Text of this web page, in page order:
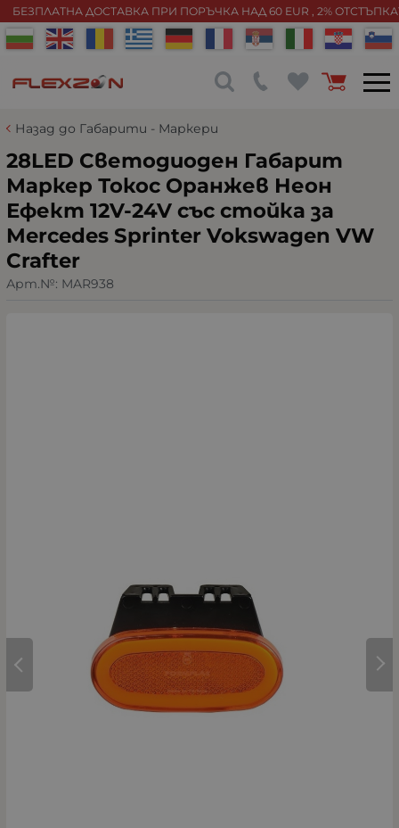
БЕЗПЛАТНА ДОСТАВКА ПРИ ПОРЪЧКА НАД 60 EUR , 2%
Назад до Габарити - Маркери
28LED Светодиоден Габарит
Маркер Токос Оранжев Неон
Ефект 12V-24V със стойка за
Mercedes Sprinter Vokswagen VW
Crafter
Арт.№: MAR938